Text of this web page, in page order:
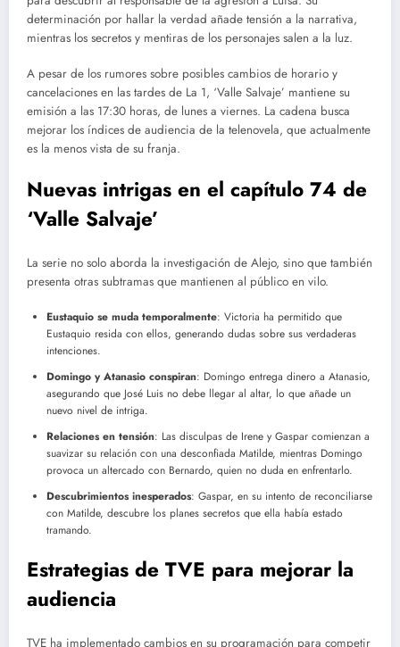
determinación por hallar la verdad añade tensión a la narrativa,
mientras los secretos y mentiras de los personajes salen a la luz.
A pesar de los rumores sobre posibles cambios de horario y
cancelaciones en las tardes de La 1, ‘Valle Salvaje’ mantiene su
emisión a las 17:30 horas, de lunes a viernes. La cadena busca
mejorar los índices de audiencia de la telenovela, que actualmente
es la menos vista de su franja.
Nuevas intrigas en el capítulo 74 de
‘Valle Salvaje’
La serie no solo aborda la investigación de Alejo, sino que también
presenta otras subtramas que mantienen al público en vilo.
Eustaquio se muda temporalmente: Victoria ha permitido que
Eustaquio resida con ellos, generando dudas sobre sus verdaderas
intenciones.
Domingo y Atanasio conspiran: Domingo entrega dinero a Atanasio,
asegurando que José Luis no debe llegar al altar, lo que añade un
nuevo nivel de intriga.
Relaciones en tensión: Las disculpas de Irene y Gaspar comienzan a
suavizar su relación con una desconfiada Matilde, mientras Domingo
provoca un altercado con Bernardo, quien no duda en enfrentarlo.
Descubrimientos inesperados: Gaspar, en su intento de reconciliarse
con Matilde, descubre los planes secretos que ella había estado
tramando.
Estrategias de TVE para mejorar la
audiencia
TVE ha implementado cambios en su programación para competir